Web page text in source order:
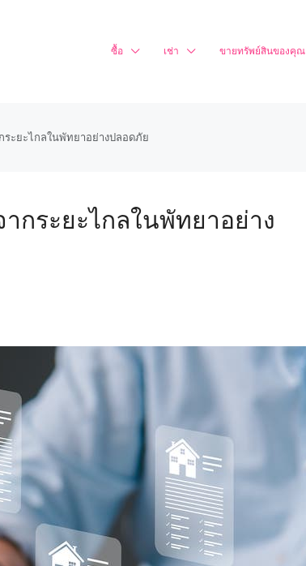
ซื้อ เช่า ขายทรัพย์สินของคุณ
ระยะไกลในพัทยาอย่างปลอดภัย
กระยะไกลในพัทยาอย่าง